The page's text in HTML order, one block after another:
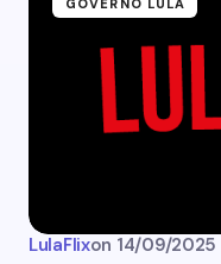
GOVERNO LULA
LulaFlixon 14/09/2025